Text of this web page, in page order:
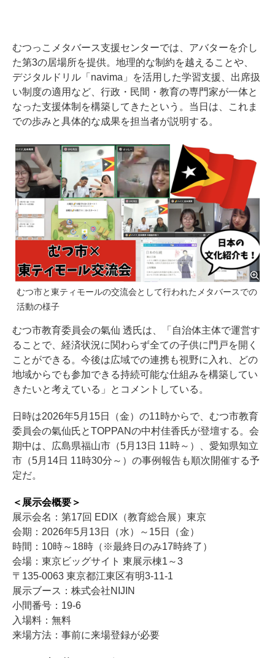
むつっこメタバース支援センターでは、アバターを介し
た第3の居場所を提供。地理的な制約を越えることや、
デジタルドリル「navima」を活用した学習支援、出席扱
い制度の適用など、行政・民間・教育の専門家が一体と
なった支援体制を構築してきたという。当日は、これま
での歩みと具体的な成果を担当者が説明する。
むつ市と東ティモールの交流会として行われたメタバースでの
活動の様子
むつ市教育委員会の氣仙 透氏は、「自治体主体で運営す
ることで、経済状況に関わらず全ての子供に門戸を開く
ことができる。今後は広域での連携も視野に入れ、どの
地域からでも参加できる持続可能な仕組みを構築してい
きたいと考えている」とコメントしている。
日時は2026年5月15日（金）の11時からで、むつ市教育
委員会の氣仙氏とTOPPANの中村佳香氏が登壇する。会
期中は、広島県福山市（5月13日 11時～）、愛知県知立
市（5月14日 11時30分～）の事例報告も順次開催する予
定だ。
＜展示会概要＞
展示会名：第17回 EDIX（教育総合展）東京
会期：2026年5月13日（水）～15日（金）
時間：10時～18時（※最終日のみ17時終了）
会場：東京ビッグサイト 東展示棟1～3
〒135-0063 東京都江東区有明3-11-1
展示ブース：株式会社NIJIN
小間番号：19-6
入場料：無料
来場方法：事前に来場登録が必要